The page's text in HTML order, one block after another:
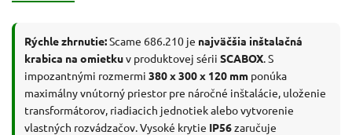
Rýchle zhrnutie:Scame 686.210 je najväčšia inštalačná
krabica na omietkuv produktovej sérii SCABOX . S
impozantnými rozmermi 380 x 300 x 120 mm ponúka
maximálny vnútorný priestor pre náročné inštalácie, uloženie
transformátorov, riadiacich jednotiek alebo vytvorenie
vlastných rozvádzačov. Vysoké krytie IP56zaručuje